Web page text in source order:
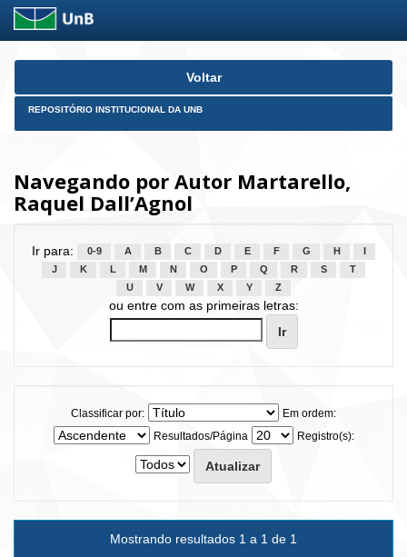
Skip
Voltar
REPOSITÓRIO INSTITUCIONAL DA UNB
Navegando por Autor Martarello,
Raquel Dall’Agnol
Ir para: 0-9 A B C D E F G H
J
K L M N O P Q R S
T
U
V W X Y Z
ou entre com as primeiras letras:
Classificar por:
Em ordem:
Resultados/Página
Registro(s):
Mostrando resultados 1 a 1 de 1